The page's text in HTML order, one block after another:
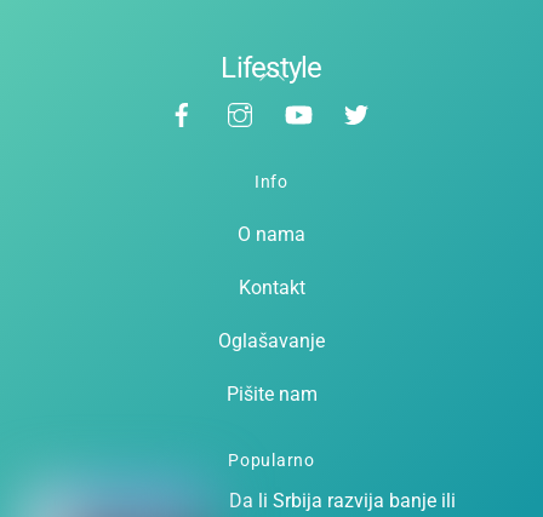
Back
To
Lifestyle
FacebookInstagramYouTube
Info
O nama
Kontakt
Oglašavanje
Pišite nam
Popularno
Da li Srbija razvija banje ili